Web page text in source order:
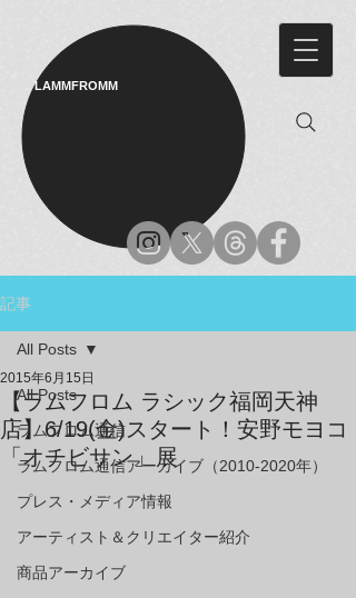
LAMMFROMM​
記事
All Posts
ラムフロム通信
ラムフロム通信アーカイブ（2010-2020年）
プレス・メディア情報
アーティスト＆クリエイター紹介
商品アーカイブ
All Posts
【ラムフロム ラシック福岡天神
店】6/19(金)スタート！安野モヨコ
「オチビサン」展
2015年6月15日